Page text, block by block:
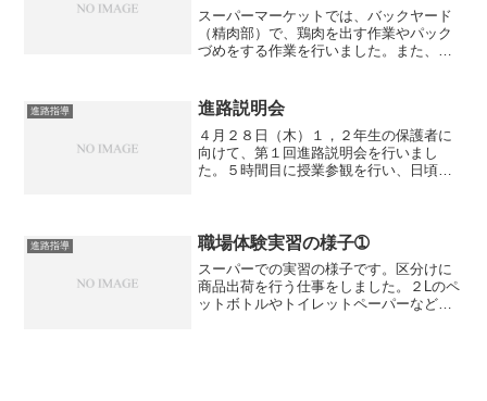
スーパーマーケットでは、バックヤード
（精肉部）で、鶏肉を出す作業やパック
づめをする作業を行いました。また、カ
ぶのが大変でしたが、周りに気を配りな
がら作業をしました。清掃...
進路指導 進路説明会
４月２８日（木）１，２年生の保護者に
向けて、第１回進路説明会を行いまし
た。５時間目に授業参観を行い、日頃生
者には、３年間の進路指導の...
進路指導 職場体験実習の様子➀
スーパーでの実習の様子です。区分けに
商品出荷を行う仕事をしました。２Lのペ
ットボトルやトイレットペーパーなどの